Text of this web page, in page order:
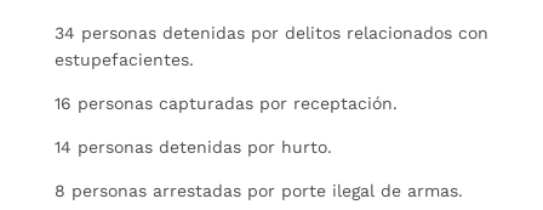
34 personas detenidas por delitos relacionados con
estupefacientes.
16 personas capturadas por receptación.
14 personas detenidas por hurto.
8 personas arrestadas por porte ilegal de armas.